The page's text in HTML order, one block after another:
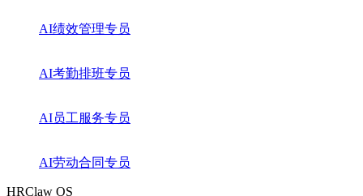
AI绩效管理专员
AI考勤排班专员
AI员工服务专员
AI劳动合同专员
HRClaw OS